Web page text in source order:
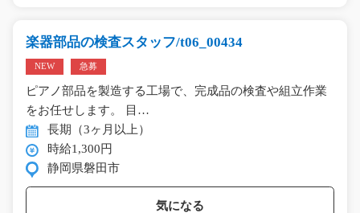
楽器部品の検査スタッフ/t06_00434
NEW 急募
ピアノ部品を製造する工場で、完成品の検査や組立作業
をお任せします。 目…
長期（3ヶ月以上）
時給1,300円
静岡県磐田市
気になる